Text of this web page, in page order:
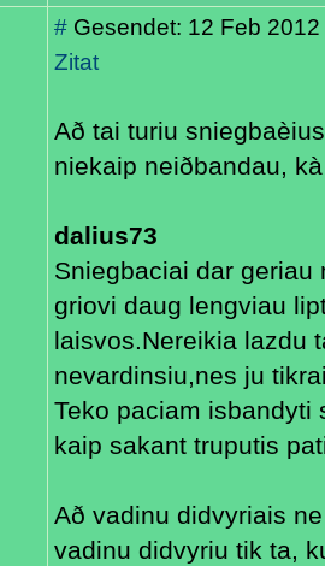
# Gesendet: 12 Feb
Zitat
Að tai turiu
niekaip neiðbandau,
dalius73
Sniegbaciai dar
griovi daug lengviau
laisvos.Nereikia lazdu
nevardinsiu,nes ju
Teko paciam isbandyti
kaip sakant truputis
Að vadinu didvyriais
vadinu didvyriu tik ta,